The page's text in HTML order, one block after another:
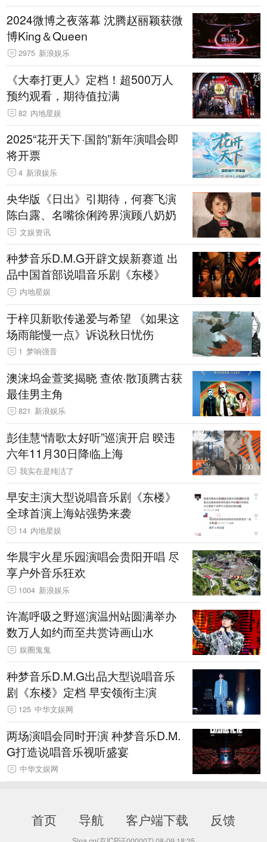
2024微博之夜落幕 沈腾赵丽颖获微
博King＆Queen
2975 新浪娱乐
《大奉打更人》定档！超500万人
预约观看，期待值拉满
82 内地星娱
2025“花开天下·国韵”新年演唱会即
将开票
4 新浪娱乐
央华版《日出》引期待，何赛飞演
陈白露、名嘴徐俐跨界演顾八奶奶
文娱资讯
种梦音乐D.M.G开辟文娱新赛道 出
品中国首部说唱音乐剧《东楼》
内地星娱
于梓贝新歌传递爱与希望 《如果这
场雨能慢一点》诉说秋日忧伤
1 梦响强音
澳涞坞金萱奖揭晓 查侬·散顶腾古获
最佳男主角
821 新浪娱乐
彭佳慧“情歌太好听”巡演开启 暌违
六年11月30日降临上海
我实在是纯洁了
早安主演大型说唱音乐剧《东楼》
全球首演上海站强势来袭
14 内地星娱
华晨宇火星乐园演唱会贵阳开唱 尽
享户外音乐狂欢
1004 新浪娱乐
许嵩呼吸之野巡演温州站圆满举办
数万人如约而至共赏诗画山水
娱圈鬼鬼
种梦音乐D.M.G出品大型说唱音乐
剧《东楼》定档 早安领衔主演
125 中华文娱网
两场演唱会同时开演 种梦音乐D.M.
G打造说唱音乐视听盛宴
中华文娱网
首页 导航 客户端下载 反馈